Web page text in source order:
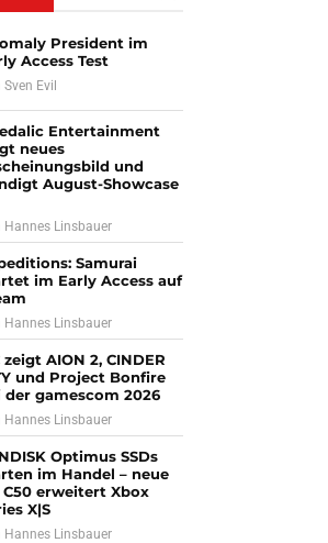
President im
Access Test
Sven Evil
Entertainment
neues
und
August-Showcase
Hannes Linsbauer
Samurai
im Early Access auf
Hannes Linsbauer
zeigt AION 2, CINDER
und Project Bonfire
der gamescom 2026
Hannes Linsbauer
Optimus SSDs
im Handel – neue
C50 erweitert Xbox
X|S
Hannes Linsbauer